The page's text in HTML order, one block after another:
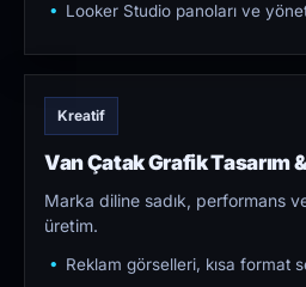
Looker Studio panoları ve
Kreatif
Van Çatak Grafik Tasarım
Marka diline sadık, performans
üretim.
Reklam görselleri, kısa format